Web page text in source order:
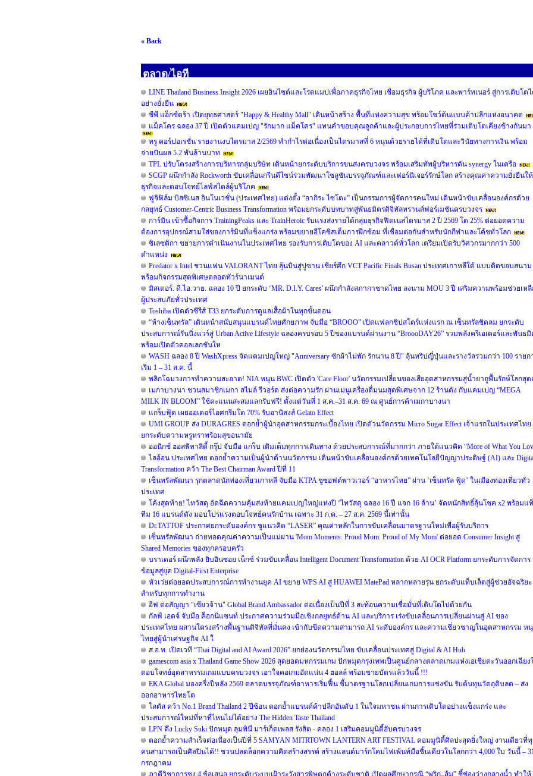
« Back
ตลาด/ไอที
LINE Thailand Business Insight 2026 เผยอินไซต์และโรดแมปเพื่อภาคธุรกิจไทย เชื่อมธุรกิจ ผู้บริโภค และพาร์ทเนอร์ สู่การเติบโต
อย่างยั่งยืน
ซีพี แอ็กซ์ตร้า เปิดยุทธศาสตร์ "Happy & Healthy Mall" เดินหน้าสร้าง พื้นที่แห่งความสุข พร้อมโชว์ต้นแบบค้าปลีกแห่งอนาคต
แม็คโคร ฉลอง 37 ปี เปิดตัวแคมเปญ "รักมาก แม็คโคร" แทนคำขอบคุณลูกค้าและผู้ประกอบการไทยที่ร่วมเติบโตเคียงข้างกันมา
ทรู คอร์ปอเรชั่น รายงานงบไตรมาส 2/2569 ทำกำไรต่อเนื่องเป็นไตรมาสที่ 6 หนุนด้วยรายได้ที่เติบโตและวินัยทางการเงิน พร้อม
จ่ายปันผล 5.2 พันล้านบาท
TPL ปรับโครงสร้างการบริหารกลุ่มบริษัท เดินหน้ายกระดับบริการขนส่งครบวงจร พร้อมเสริมทัพผู้บริหารดัน synergy ในเครือ
SCGP ผนึกกำลัง Rockworth ขับเคลื่อนกรีนดีไซน์ร่วมพัฒนาโซลูชันบรรจุภัณฑ์และเฟอร์นิเจอร์รักษ์โลก สร้างคุณค่าความยั่งยืนให้
ธุรกิจและตอบโจทย์ไลฟ์สไตล์ผู้บริโภค
ฟูจิฟิล์ม บิสซิเนส อินโนเวชั่น (ประเทศไทย) แต่งตั้ง “อากิระ ไซโตะ” เป็นกรรมการผู้จัดการคนใหม่ เดินหน้าขับเคลื่อนองค์กรด้วย
กลยุทธ์ Customer-Centric Business Transformation พร้อมยกระดับบทบาทสู่พันธมิตรดิจิทัลทรานส์ฟอร์เมชันครบวงจร
การ์มิน เข้าซื้อกิจการ TrainingPeaks และ TrainHeroic รับแรงส่งรายได้กลุ่มธุรกิจฟิตเนสไตรมาส 2 ปี 2569 โต 25% ต่อยอดความ
ต้องการอุปกรณ์สวมใส่ของการ์มินที่แข็งแกร่ง พร้อมขยายอีโคซิสเต็มการฝึกซ้อม ที่เชื่อมต่อกันสำหรับนักกีฬาและโค้ชทั่วโลก
ซิเลซติกา ขยายการดำเนินงานในประเทศไทย รองรับการเติบโตของ AI และคลาวด์ทั่วโลก เตรียมเปิดรับวิศวกรมากกว่า 500
ตำแหน่ง
Predator x Intel ชวนแฟน VALORANT ไทย ลุ้นบินสู่ปูซาน เชียร์ศึก VCT Pacific Finals Busan ประเทศเกาหลีใต้ แบบติดขอบสนาม
พร้อมกิจกรรมสุดพิเศษตลอดทัวร์นาเมนต์
มิสเตอร์. ดี.ไอ.วาย. ฉลอง 10 ปี ยกระดับ ‘MR. D.I.Y. Cares’ ผนึกกำลังสภากาชาดไทย ลงนาม MOU 3 ปี เสริมความพร้อมช่วยเห
ผู้ประสบภัยทั่วประเทศ
Toshiba เปิดตัวซีรีส์ T33 ยกระดับการดูแลเสื้อผ้าในทุกขั้นตอน
“ห้างเซ็นทรัล” เดินหน้าสนับสนุนแบรนด์ไทยศักยภาพ จับมือ “BROOO” เปิดแฟลกชิปสโตร์แห่งแรก ณ เซ็นทรัลชิดลม ยกระดับ
ประสบการณ์รันนิ่งแวร์สู่ Urban Active Lifestyle ฉลองครบรอบ 5 ปีของแบรนด์ผ่านงาน “BroooDAY26” รวมพลังครีเอเตอร์และพันธมิ
พร้อมเปิดตัวคอลเลกชันให
WASH ฉลอง 8 ปี WashXpress จัดแคมเปญใหญ่ "Anniversary ซักผ้าไม่พัก รักนาน 8 ปี" ลุ้นทริปญี่ปุ่นและรางวัลรวมกว่า 100 รายก
เริ่ม 1 – 31 ส.ค. นี้
พลิกโฉมวงการทำความสะอาด! NIA หนุน BWC เปิดตัว 'Care Floor' นวัตกรรมเปลี่ยนของเสียอุตสาหกรรมสู่น้ำยาถูพื้นรักษ์โลกสุด
เมกาบางนา ชวนสมาชิกเมกา สไมล์ รีวอร์ด ส่งต่อความรัก ผ่านเมนูเครื่องดื่มนมสุดพิเศษจาก 12 ร้านดัง กับแคมเปญ “MEGA
MILK IN BLOOM” ใช้คะแนนสะสมแลกรับฟรี! ตั้งแต่วันที่ 1 ส.ค.–31 ส.ค. 69 ณ ศูนย์การค้าเมกาบางนา
แกร็บฟู้ด เผยออเดอร์ไอศกรีมโต 70% รับอานิสงส์ Gelato Effect
UMI GROUP ส่ง DURAGRES ตอกย้ำผู้นำอุตสาหกรรมกระเบื้องไทย เปิดตัวนวัตกรรม Micro Sugar Effect เจ้าแรกในประเทศไทย
ยกระดับความหรูหราพร้อมสุขอนามัย
ออนิกซ์ ฮอสพิทาลิตี้ กรุ๊ป จับมือ แกร็บ เติมเต็มทุกการเดินทาง ด้วยประสบการณ์ที่มากกว่า ภายใต้แนวคิด “More of What You
ไลอ้อน ประเทศไทย ตอกย้ำความเป็นผู้นำด้านนวัตกรรม เดินหน้าขับเคลื่อนองค์กรด้วยเทคโนโลยีปัญญาประดิษฐ์ (AI) และ
Transformation คว้า The Best Chairman Award ปีที่ 11
เซ็นทรัลพัฒนา รุกตลาดนักท่องเที่ยวเกาหลี จับมือ KTPA ชูซอฟต์พาวเวอร์ “อาหารไทย” ผ่าน ‘เซ็นทรัล ฟู้ด’ ในเมืองท่องเที่ยวทั่ว
ประเทศ
โค้งสุดท้าย! ไทวัสดุ อัดฉีดความคุ้มส่งท้ายแคมเปญใหญ่แห่งปี ‘ไทวัสดุ ฉลอง 16 ปี แจก 16 ล้าน’ จัดหนักสิทธิ์ลุ้นโชค x2 พร้อมแ
ทีม 16 แบรนด์ดัง มอบโปรแรงตอบโจทย์คนรักบ้าน เฉพาะ 31 ก.ค. – 27 ส.ค. 2569 นี้เท่านั้น
Dr.TATTOF ประกาศยกระดับองค์กร ชูแนวคิด “LASER” คุณค่าหลักในการขับเคลื่อนมาตรฐานใหม่เพื่อผู้รับบริการ
เซ็นทรัลพัฒนา ถ่ายทอดคุณค่าความเป็นแม่ผ่าน 'Mom Moments: Proud Mom. Proud of My Mom' ต่อยอด Consumer Insight สู่
Shared Memories ของทุกครอบครัว
บราเดอร์ ผนึกพลัง ยิบอินซอย เน็กซ์ ร่วมขับเคลื่อน Intelligent Document Transformation ด้วย AI OCR Platform ยกระดับการจัดการ
ข้อมูลสู่ยุค Digital-First Enterprise
หัวเว่ยต่อยอดประสบการณ์การทำงานยุค AI ขยาย WPS AI สู่ HUAWEI MatePad หลากหลายรุ่น ยกระดับแท็บเล็ตสู่ผู้ช่วยอัจฉริยะ
สำหรับทุกการทำงาน
อีฟ ต่อสัญญา "เซียวจ้าน" Global Brand Ambassador ต่อเนื่องเป็นปีที่ 3 สะท้อนความเชื่อมั่นที่เติบโตไปด้วยกัน
กัลฟ์ เอดจ์ จับมือ ค็อกนิแซนท์ ประกาศความร่วมมือเชิงกลยุทธ์ด้าน AI และบริการ เร่งขับเคลื่อนการเปลี่ยนผ่านสู่ AI ของ
ประเทศไทย ผสานโครงสร้างพื้นฐานดิจิทัลที่มั่นคง เข้ากับขีดความสามารถ AI ระดับองค์กร และความเชี่ยวชาญในอุตสาหกรรม ห
ไทยสู่ผู้นำเศรษฐกิจ AI ใ
ส.อ.ท. เปิดเวที “Thai Digital and AI Award 2026” ยกย่องนวัตกรรมไทย ขับเคลื่อนประเทศสู่ Digital & AI Hub
gamescom asia x Thailand Game Show 2026 สุดยอดมหกรรมเกม ปักหมุดกรุงเทพเป็นศูนย์กลางตลาดเกมแห่งเอเชียตะวันออกเฉียง
ตอบโจทย์อุตสาหรรมเกมแบบครบวงจร เอาใจคอเกมอัดแน่น 4 ฮอลล์ พร้อมขายบัตรแล้ววันนี้ !!!
EKA Global มองครึ่งปีหลัง 2569 ตลาดบรรจุภัณฑ์อาหารเริ่มฟื้น ชี้มาตรฐานโลกเปลี่ยนเกมการแข่งขัน รับต้นทุนวัตถุดิบลด – ส่ง
ออกอาหารไทยโต
โลตัส คว้า No.1 Brand Thailand 2 ปีซ้อน ตอกย้ำแบรนด์ค้าปลีกอันดับ 1 ในใจมหาชน ผ่านการเติบโตอย่างแข็งแกร่ง และ
ประสบการณ์ใหม่ที่หาที่ไหนไม่ได้อย่าง The Hidden Taste Thailand
LPN ดึง Lucky Suki ปักหมุด ลุมพินี มาร์เก็ตเพลส รังสิต - คลอง 1 เสริมคอมมูนิตี้ฮับครบวงจร
ตอกย้ำความสำเร็จต่อเนื่องเป็นปีที่ 5 SAMYAN MITRTOWN LANTERN ART FESTIVAL คอมมูนิตี้ศิลปะสุดยิ่งใหญ่ งานเดียวที่
คนสามารถเป็นศิลปินได้!! ชวนปลดล็อกความคิดสร้างสรรค์ สร้างแลนด์มาร์กโคมไฟเพ้นท์มือชิ้นเดียวในโลกกว่า 4,000 ใบ วันนี้ –
กรกฎาคม
ภาคีวิชาการชง 4 ข้อเสนอ ยกระดับระบบเฝ้าระวังสารพิษตกค้างระดับชาติ เปิดผลศึกษากรณี “พริก–ส้ม” ชี้ช่องว่างกลางน้ำ ทำให้